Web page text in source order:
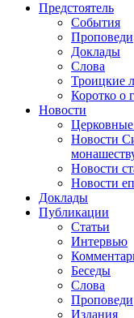
Предстоятель
События
Проповеди
Доклады
Слова
Троицкие
Коротко о
Новости
Новости
Новости
Новости
Доклады
Публикации
Статьи
Интервью
Беседы
Слова
Проповеди
Издания